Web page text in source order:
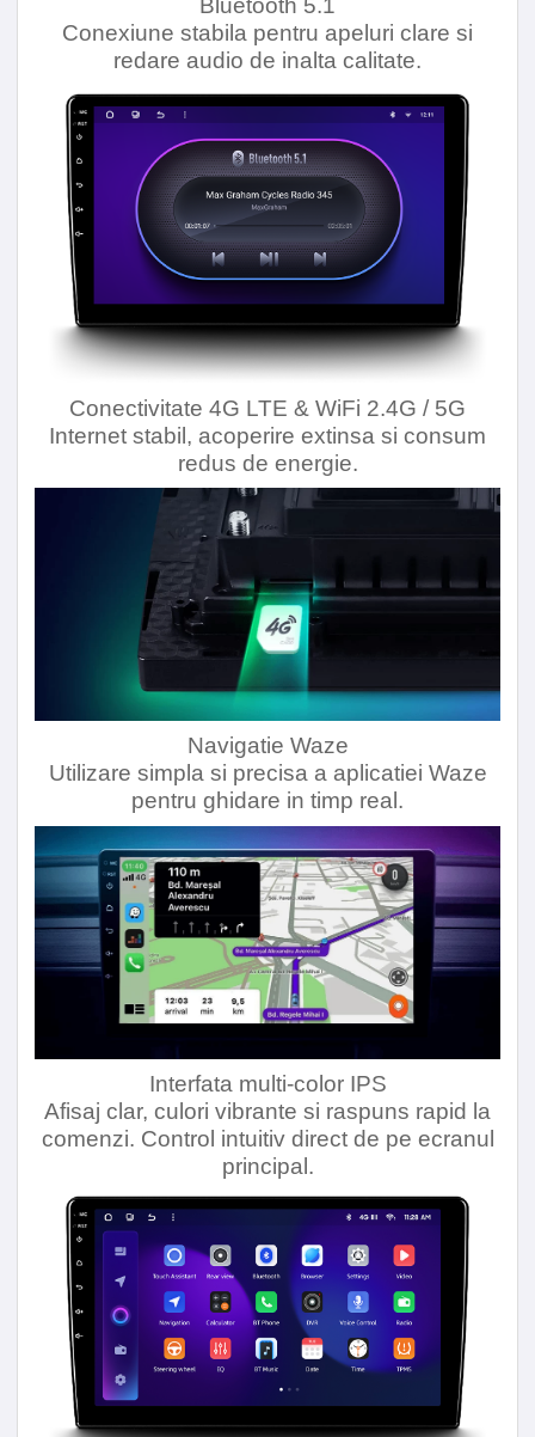
Bluetooth 5.1
Conexiune stabila pentru apeluri clare si
redare audio de inalta calitate.
Conectivitate 4G LTE & WiFi 2.4G / 5G
Internet stabil, acoperire extinsa si consum
redus de energie.
Navigatie Waze
Utilizare simpla si precisa a aplicatiei Waze
pentru ghidare in timp real.
Interfata multi-color IPS
Afisaj clar, culori vibrante si raspuns rapid la
comenzi. Control intuitiv direct de pe ecranul
principal.